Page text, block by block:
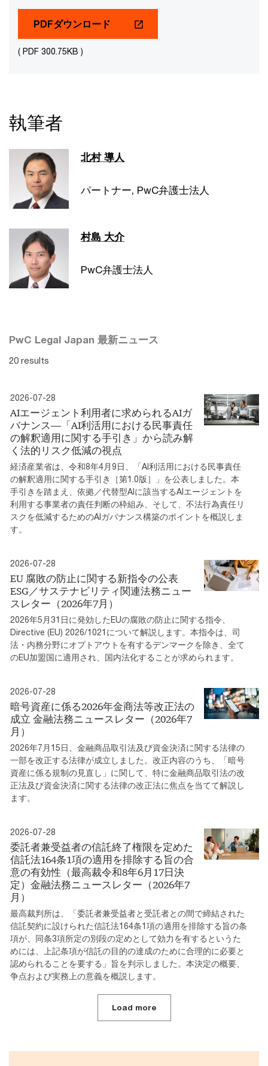
PDFダウンロード
( PDF 300.75KB )
執筆者
北村 導人
パートナー, PwC弁護士法人
村島 大介
PwC弁護士法人
PwC Legal Japan 最新ニュース
20 results
2026-07-28
AIエージェント利用者に求められるAIガ
バナンス―「AI利活用における民事責任
の解釈適用に関する手引き」から読み解
く法的リスク低減の視点
経済産業省は、令和8年4月9日、「AI利活用における民事責任
の解釈適用に関する手引き［第1.0版］」を公表しました。本
手引きを踏まえ、依拠／代替型AIに該当するAIエージェントを
利用する事業者の責任判断の枠組み、そして、不法行為責任リ
スクを低減するためのAIガバナンス構築のポイントを概説しま
す。
2026-07-28
EU 腐敗の防止に関する新指令の公表
ESG／サステナビリティ関連法務ニュー
スレター（2026年7月）
2026年5月31日に発効したEUの腐敗の防止に関する指令、
Directive (EU) 2026/1021について解説します。本指令は、司
法・内務分野にオプトアウトを有するデンマークを除き、全て
のEU加盟国に適用され、国内法化することが求められます。
2026-07-28
暗号資産に係る2026年金商法等改正法の
成立 金融法務ニュースレター（2026年7
月）
2026年7月15日、金融商品取引法及び資金決済に関する法律の
一部を改正する法律が成立しました。改正内容のうち、「暗号
資産に係る規制の見直し」に関して、特に金融商品取引法の改
正法及び資金決済に関する法律の改正法に焦点を当てて解説し
ます。
2026-07-28
委託者兼受益者の信託終了権限を定めた
信託法164条1項の適用を排除する旨の合
意の有効性（最高裁令和8年6月17日決
定）金融法務ニュースレター（2026年7
月）
最高裁判所は、「委託者兼受益者と受託者との間で締結された
信託契約に設けられた信託法164条1項の適用を排除する旨の条
項が、同条3項所定の別段の定めとして効力を有するというた
めには、上記条項が信託の目的の達成のために合理的に必要と
認められることを要する」旨を判示しました。本決定の概要、
争点および実務上の意義を概説します。
Load more